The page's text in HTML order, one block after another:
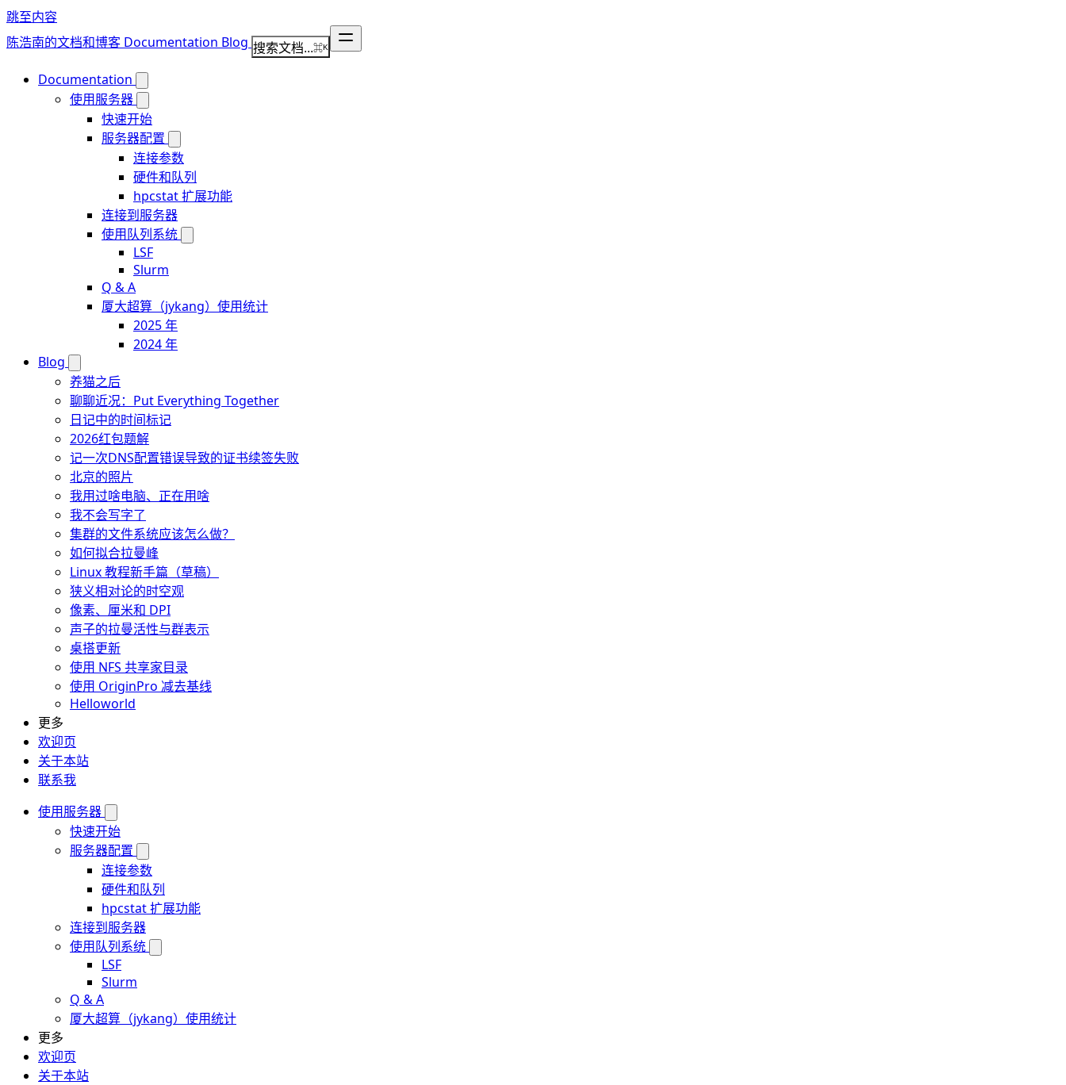
跳至内容
陈浩南的文档和博客 Documentation Blog 搜索文档...⌘K
Documentation
使用服务器
快速开始
服务器配置
连接参数
硬件和队列
hpcstat 扩展功能
连接到服务器
使用队列系统
LSF
Slurm
Q & A
厦大超算（jykang）使用统计
2025 年
2024 年
Blog
养猫之后
聊聊近况：Put Everything Together
日记中的时间标记
2026红包题解
记一次DNS配置错误导致的证书续签失败
北京的照片
我用过啥电脑、正在用啥
我不会写字了
集群的文件系统应该怎么做？
如何拟合拉曼峰
Linux 教程新手篇（草稿）
狭义相对论的时空观
像素、厘米和 DPI
声子的拉曼活性与群表示
桌搭更新
使用 NFS 共享家目录
使用 OriginPro 减去基线
Helloworld
更多
欢迎页
关于本站
联系我
使用服务器
快速开始
服务器配置
连接参数
硬件和队列
hpcstat 扩展功能
连接到服务器
使用队列系统
LSF
Slurm
Q & A
厦大超算（jykang）使用统计
更多
欢迎页
关于本站